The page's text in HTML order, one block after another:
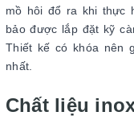
mồ hôi đổ ra khi thực
bảo được lắp đặt kỹ
Thiết kế có khóa nên
nhất.
Chất liệu